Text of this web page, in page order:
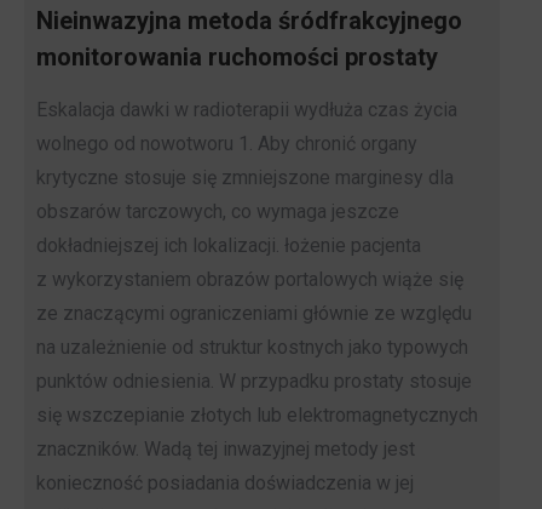
Nieinwazyjna metoda śródfrakcyjnego
monitorowania ruchomości prostaty
Eskalacja dawki w radioterapii wydłuża czas życia
wolnego od nowotworu 1. Aby chronić organy
krytyczne stosuje się zmniejszone marginesy dla
obszarów tarczowych, co wymaga jeszcze
dokładniejszej ich lokalizacji. łożenie pacjenta
z wykorzystaniem obrazów portalowych wiąże się
ze znaczącymi ograniczeniami głównie ze względu
na uzależnienie od struktur kostnych jako typowych
punktów odniesienia. W przypadku prostaty stosuje
się wszczepianie złotych lub elektromagnetycznych
znaczników. Wadą tej inwazyjnej metody jest
konieczność posiadania doświadczenia w jej